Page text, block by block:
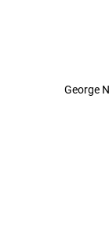
George